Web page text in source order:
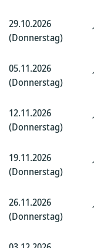
29.10.2026
(Donnerstag)
05.11.2026
(Donnerstag)
12.11.2026
(Donnerstag)
19.11.2026
(Donnerstag)
26.11.2026
(Donnerstag)